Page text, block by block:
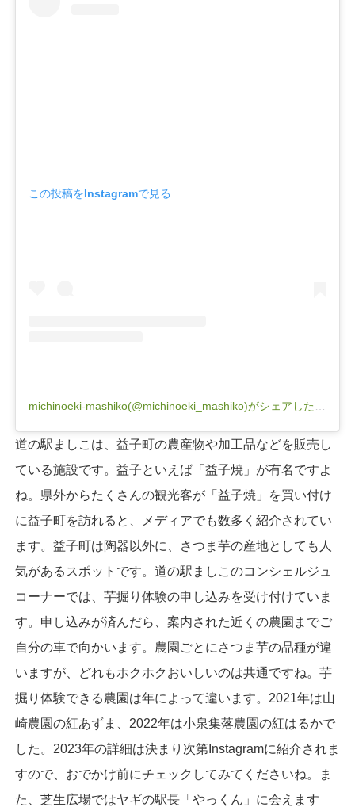
この投稿をInstagramで見る
michinoeki-mashiko(@michinoeki_mashiko)がシェアした投稿
道の駅ましこは、益子町の農産物や加工品などを販売し
ている施設です。益子といえば「益子焼」が有名ですよ
ね。県外からたくさんの観光客が「益子焼」を買い付け
に益子町を訪れると、メディアでも数多く紹介されてい
ます。益子町は陶器以外に、さつま芋の産地としても人
気があるスポットです。道の駅ましこのコンシェルジュ
コーナーでは、芋掘り体験の申し込みを受け付けていま
す。申し込みが済んだら、案内された近くの農園までご
自分の車で向かいます。農園ごとにさつま芋の品種が違
いますが、どれもホクホクおいしいのは共通ですね。芋
掘り体験できる農園は年によって違います。2021年は山
崎農園の紅あずま、2022年は小泉集落農園の紅はるかで
した。2023年の詳細は決まり次第Instagramに紹介されま
すので、おでかけ前にチェックしてみてくださいね。ま
た、芝生広場ではヤギの駅長「やっくん」に会えます